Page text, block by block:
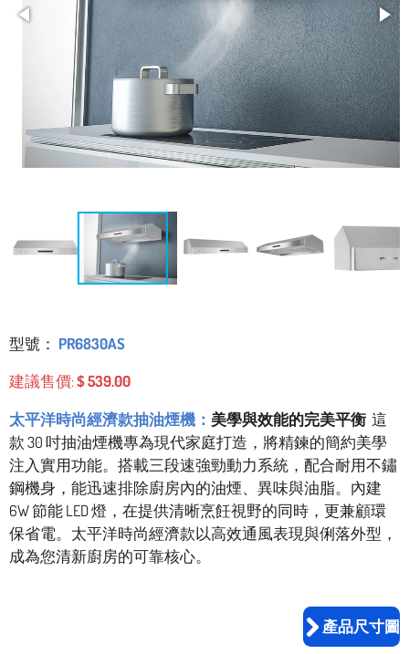
型號： PR6830AS
建議售價:$ 539.00
太平洋時尚經濟款抽油煙機： 美學與效能的完美平衡 這
款 30 吋抽油煙機專為現代家庭打造，將精鍊的簡約美學
注入實用功能。搭載三段速強勁動力系統，配合耐用不鏽
鋼機身，能迅速排除廚房內的油煙、異味與油脂。內建
6W 節能 LED 燈，在提供清晰烹飪視野的同時，更兼顧環
保省電。太平洋時尚經濟款以高效通風表現與俐落外型，
成為您清新廚房的可靠核心。
產品尺寸圖